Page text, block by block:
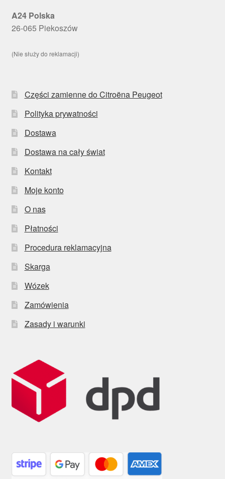
A24 Polska
26-065 Piekoszów
(Nie służy do reklamacji)
Części zamienne do Citroëna Peugeot
Polityka prywatności
Dostawa
Dostawa na cały świat
Kontakt
Moje konto
O nas
Płatności
Procedura reklamacyjna
Skarga
Wózek
Zamówienia
Zasady i warunki